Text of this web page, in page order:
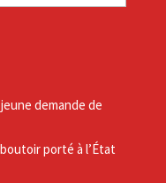
demande de
porté à l’État